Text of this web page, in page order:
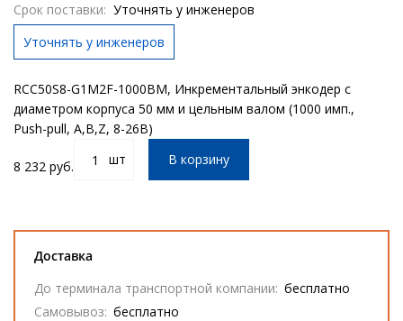
Срок поставки: Уточнять у инженеров
Уточнять у инженеров
RCC50S8-G1M2F-1000BM, Инкрементальный энкодер с
диаметром корпуса 50 мм и цельным валом (1000 имп.,
Push-pull, A,B,Z, 8-26В)
8 232 руб. шт В корзину
Доставка
До терминала транспортной компании: бесплатно
Самовывоз: бесплатно